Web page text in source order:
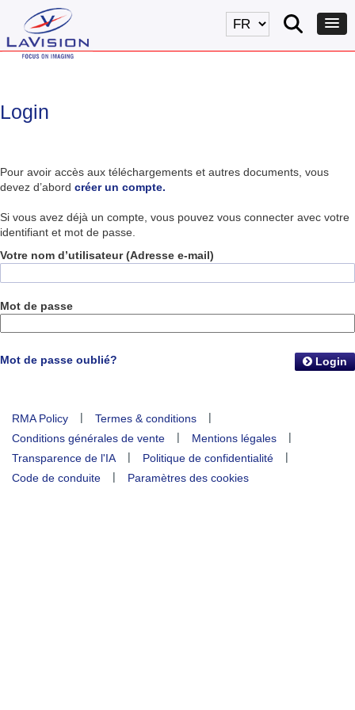
Login
Pour avoir accès aux téléchargements et autres documents, vous
devez d’abord créer un compte.
Si vous avez déjà un compte, vous pouvez vous connecter avec votre
identifiant et mot de passe.
Votre nom d’utilisateur (Adresse e-mail)
Mot de passe
Mot de passe oublié? Login
RMA Policy | Termes & conditions
|
Conditions générales de vente
| Mentions légales
|
Transparence de l'IA
| Politique de confidentialité
|
Code de conduite
| Paramètres des cookies